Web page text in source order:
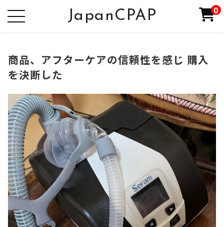
JapanCPAP 0
商品、アフターケアの信頼性を感じ 購入
を決断した